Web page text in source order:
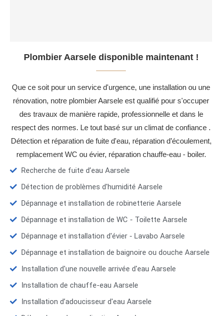
Plombier Aarsele disponible maintenant !
Que ce soit pour un service d'urgence, une installation ou une
rénovation, notre plombier Aarsele est qualifié pour s'occuper
des travaux de manière rapide, professionnelle et dans le
respect des normes. Le tout basé sur un climat de confiance .
Détection et réparation de fuite d'eau, réparation d’écoulement,
remplacement WC ou évier, réparation chauffe-eau - boiler.
Recherche de fuite d’eau Aarsele
Détection de problèmes d'humidité Aarsele
Dépannage et installation de robinetterie Aarsele
Dépannage et installation de WC - Toilette Aarsele
Dépannage et installation d'évier - Lavabo Aarsele
Dépannage et installation de baignoire ou douche Aarsele
Installation d'une nouvelle arrivée d'eau Aarsele
Installation de chauffe-eau Aarsele
Installation d’adoucisseur d'eau Aarsele